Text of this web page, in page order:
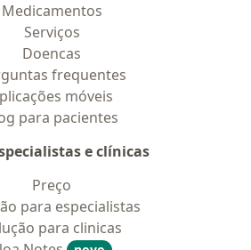
Medicamentos
Serviços
Doencas
frequentes
móveis
para pacientes
e clínicas
Preço
para especialistas
para clinicas